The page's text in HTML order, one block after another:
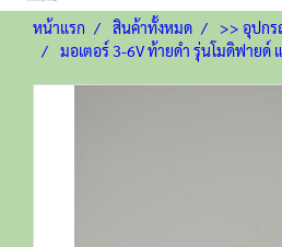
หน้าแรก สินค้าทั้งหมด >> อุปก
มอเตอร์ 3-6V ท้ายดำ รุ่นโมดิฟายด์